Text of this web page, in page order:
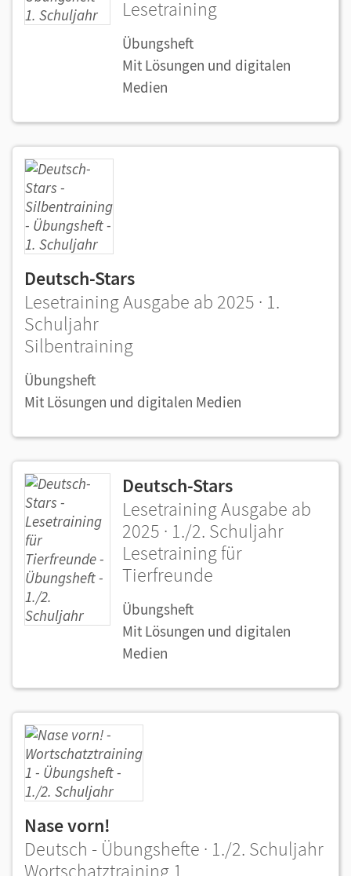
Lesetraining
Übungsheft
Mit Lösungen und digitalen
Medien
Deutsch-Stars
Lesetraining Ausgabe ab 2025 · 1.
Schuljahr
Silbentraining
Übungsheft
Mit Lösungen und digitalen Medien
Deutsch-Stars
Lesetraining Ausgabe ab
2025 · 1./2. Schuljahr
Lesetraining für
Tierfreunde
Übungsheft
Mit Lösungen und digitalen
Medien
Nase vorn!
Deutsch - Übungshefte · 1./2. Schuljahr
Wortschatztraining 1